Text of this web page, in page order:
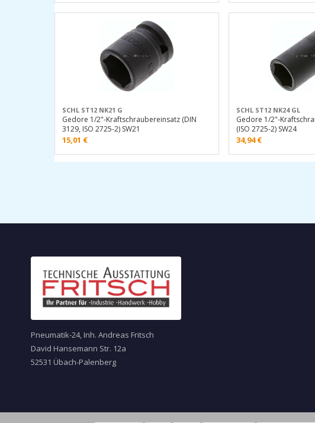
SCHL ST12 NK21 G
Gedore 1/2"-Kraftschraubereinsatz (DIN
3129, ISO 2725-2) SW21
15,01 €
SCHL ST12 NK24 GL
Gedore 1/2"-
(ISO 2725-2) SW24
34,94€
Pneumatik-24, Inh. Andreas Fritsch
David Hansemann Str. 12a
52531 Übach-Palenberg